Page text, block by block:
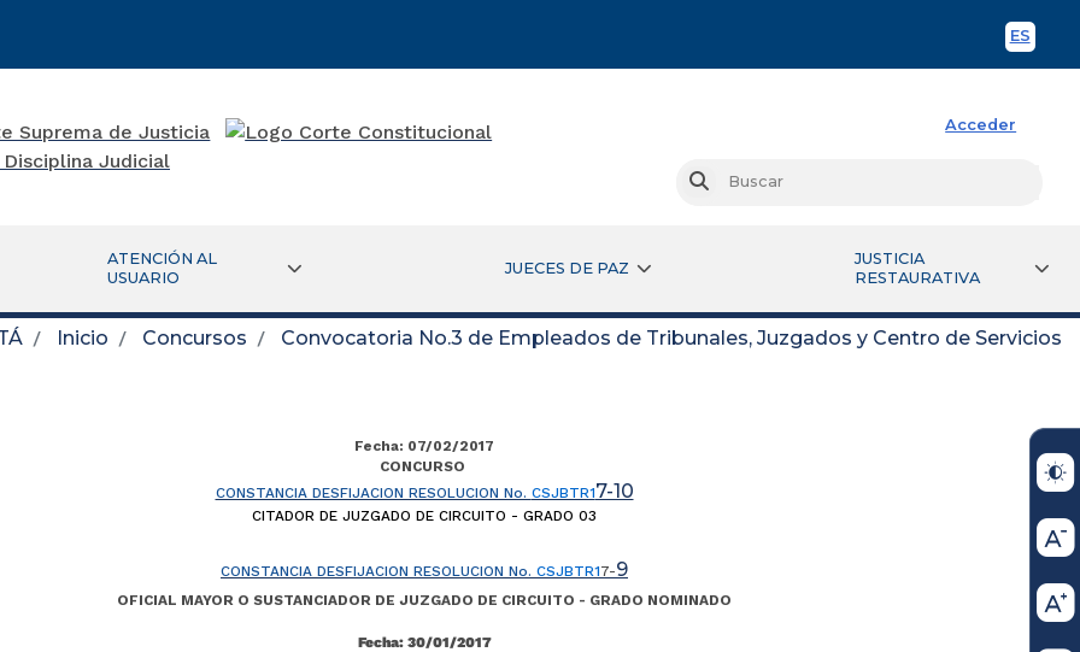
ES
Acceder
Buscar
ATENCIÓN AL
USUARIO
JUECES DE PAZ
JUSTICIA
RESTAURATIVA
Inicio Concursos Convocatoria No.3 de Empleados de Tribunales, Juzgados y Centro de Servicios
Fecha: 07/02/2017
CONCURSO
CONSTANCIA DESFIJACION RESOLUCION No. CSJBTR17-10
CITADOR DE JUZGADO DE CIRCUITO - GRADO 03
CONSTANCIA DESFIJACION RESOLUCION No. CSJBTR17-9
OFICIAL MAYOR O SUSTANCIADOR DE JUZGADO DE CIRCUITO - GRADO NOMINADO
Fecha: 30/01/2017